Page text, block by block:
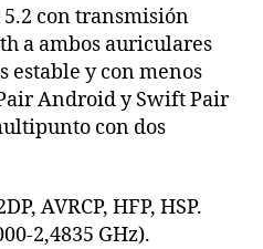
con transmisión
a ambos auriculares
estable y con menos
Android y Swift Pair
con dos
AVRCP, HFP, HSP.
2,4835 GHz).